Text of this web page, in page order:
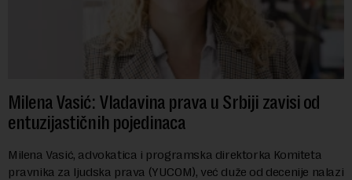
Milena Vasić: Vladavina prava u Srbiji zavisi od
entuzijastičnih pojedinaca
Milena Vasić, advokatica i programska direktorka Komiteta
pravnika za ljudska prava (YUCOM), već duže od decenije nalazi